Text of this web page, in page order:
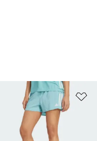
på önskelistan